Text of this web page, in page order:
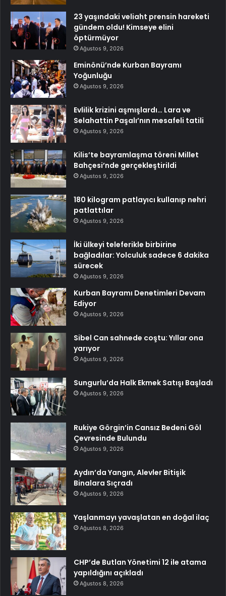
23 yaşındaki veliaht prensin hareketi
gündem oldu! Kimseye elini
öptürmüyor
Ağustos 9, 2026
Eminönü’nde Kurban Bayramı
Yoğunluğu
Ağustos 9, 2026
Evlilik krizini aşmışlardı… Lara ve
Selahattin Paşalı’nın mesafeli tatili
Ağustos 9, 2026
Kilis’te bayramlaşma töreni Millet
Bahçesi’nde gerçekleştirildi
Ağustos 9, 2026
180 kilogram patlayıcı kullanıp nehri
patlattılar
Ağustos 9, 2026
İki ülkeyi teleferikle birbirine
bağladılar: Yolculuk sadece 6 dakika
sürecek
Ağustos 9, 2026
Kurban Bayramı Denetimleri Devam
Ediyor
Ağustos 9, 2026
Sibel Can sahnede coştu: Yıllar ona
yarıyor
Ağustos 9, 2026
Sungurlu’da Halk Ekmek Satışı Başladı
Ağustos 9, 2026
Rukiye Görgin’in Cansız Bedeni Göl
Çevresinde Bulundu
Ağustos 9, 2026
Aydın’da Yangın, Alevler Bitişik
Binalara Sıçradı
Ağustos 9, 2026
Yaşlanmayı yavaşlatan en doğal ilaç
Ağustos 8, 2026
CHP’de Butlan Yönetimi 12 ile atama
yapıldığını açıkladı
Ağustos 8, 2026